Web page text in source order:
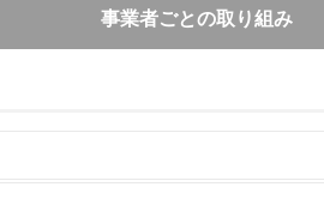
事業者ごとの取り組み